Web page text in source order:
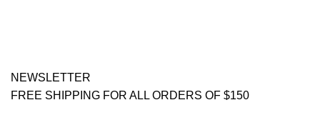
NEWSLETTER
FREE SHIPPING FOR ALL ORDERS OF $150